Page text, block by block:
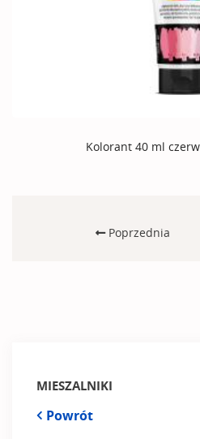
MIESZALNIKI
Powrót
Kolorant 40 ml
Poprzednia